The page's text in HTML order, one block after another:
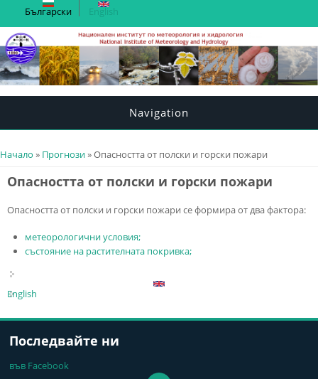
Български English
Navigation
You are here
Начало » Прогнози» Опасността от полски и горски пожари
Опасността от полски и горски пожари
Опасността от полски и горски пожари се формира от два фактора:
метеорологични условия;
състояние на растителната покривка;
English
Последвайте ни
във Facebook